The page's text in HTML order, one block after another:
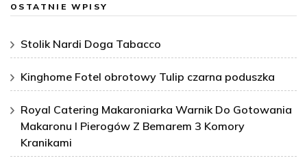
OSTATNIE WPISY
Stolik Nardi Doga Tabacco
Kinghome Fotel obrotowy Tulip czarna poduszka
Royal Catering Makaroniarka Warnik Do Gotowania
Makaronu I Pierogów Z Bemarem 3 Komory
Kranikami